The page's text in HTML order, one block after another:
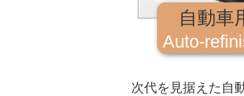
自動車
Auto-
次代を見据えた自